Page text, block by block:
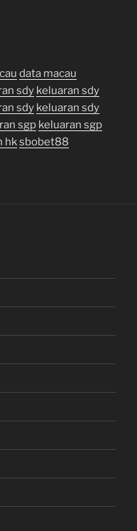
data macau
sdy keluaran sdy
sdy keluaran sdy
sgp keluaran sgp
hksbobet88